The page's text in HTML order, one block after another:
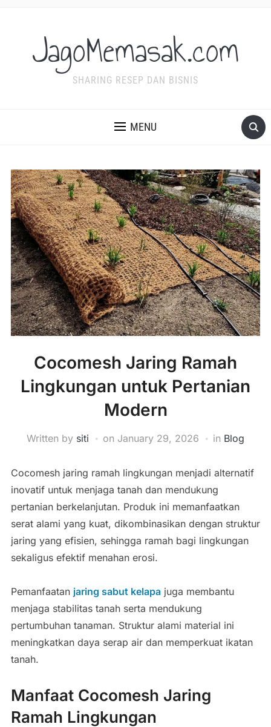
JagoMemasak.com
SHARING RESEP DAN BISNIS
MENU
Cocomesh Jaring Ramah
Lingkungan untuk Pertanian
Modern
Written by siti on January 29, 2026 in Blog
Cocomesh jaring ramah lingkungan menjadi alternatif
inovatif untuk menjaga tanah dan mendukung
pertanian berkelanjutan. Produk ini memanfaatkan
serat alami yang kuat, dikombinasikan dengan struktur
jaring yang efisien, sehingga ramah bagi lingkungan
sekaligus efektif menahan erosi.
Pemanfaatan jaring sabut kelapajuga membantu
menjaga stabilitas tanah serta mendukung
pertumbuhan tanaman. Struktur alami material ini
meningkatkan daya serap air dan memperkuat ikatan
tanah.
Manfaat Cocomesh Jaring
Ramah Lingkungan